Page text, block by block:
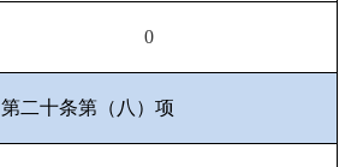
0
第二十条第（八）项